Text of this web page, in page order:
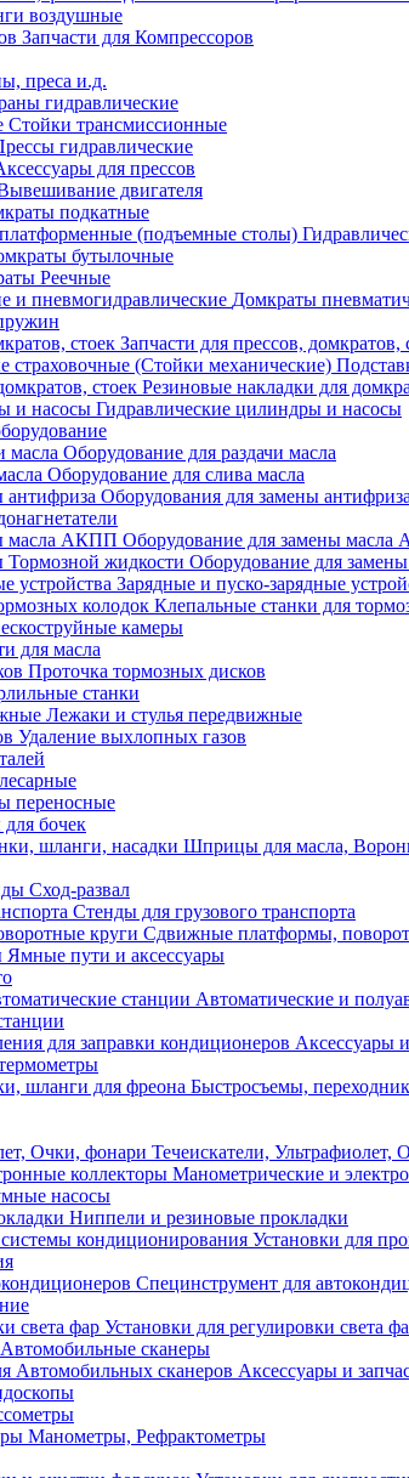
воздушные
Запчасти для Компрессоров
преса и.д.
гидравлические
Стойки трансмиссионные
гидравлические
для прессов
двигателя
подкатные
бутылочные
Реечные
Домкраты
Запчасти для прессов, домкратов,
Резиновые накладки для
Гидравлические цилиндры и насосы
Оборудование для раздачи масла
Оборудование для слива масла
Оборудования для замены антифриза
Оборудование для замены
Оборудование для
Зарядные и пуско-зарядные
Клепальные станки для
камеры
для масла
Проточка тормозных дисков
станки
Лежаки и стулья передвижные
Удаление выхлопных газов
переносные
бочек
Шприцы для масла,
Сход-развал
Стенды для грузового транспорта
Сдвижные платформы,
Ямные пути и аксессуары
Автоматические и
Аксессуары
Быстросъемы,
Течеискатели, Ультрафиолет,
Манометрические и
насосы
Ниппели и резиновые прокладки
Установки для
Специнструмент для
Установки для регулировки света
Автомобильные сканеры
Аксессуары и
Манометры, Рефрактометры